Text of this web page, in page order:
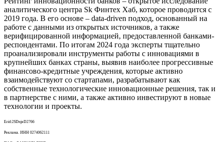
аналитического центра Sk Финтех Хаб, которое проводится с
2019 года. В его основе – data-driven подход, основанный на
работе с данными из открытых источников, а также
верифицированной информацией, предоставленной банками-
респондентами. По итогам 2024 года эксперты тщательно
проанализировали инструменты работы с инновациями в
крупнейших банках страны, выявив наиболее прогрессивные
финансово-кредитные учреждения, которые активно
взаимодействуют со стартапами, разрабатывают как
собственные технологические инновационные решения, так и
в партнерстве с ними, а также активно инвестируют в новые
технологии и проекты.
Erid:2SDnjeD2766
Реклама. ИНН 0274062111